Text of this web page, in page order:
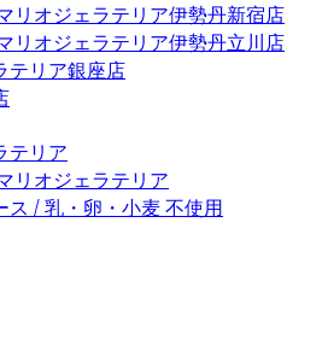
リオジェラテリア伊勢丹新宿店
リオジェラテリア伊勢丹立川店
テリア銀座店
テリア
リオジェラテリア
ス / 乳・卵・小麦 不使用